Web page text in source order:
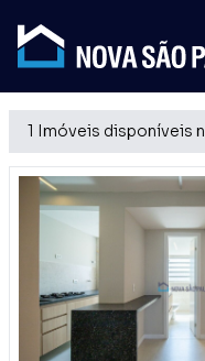
1 Imóveis disponíveis